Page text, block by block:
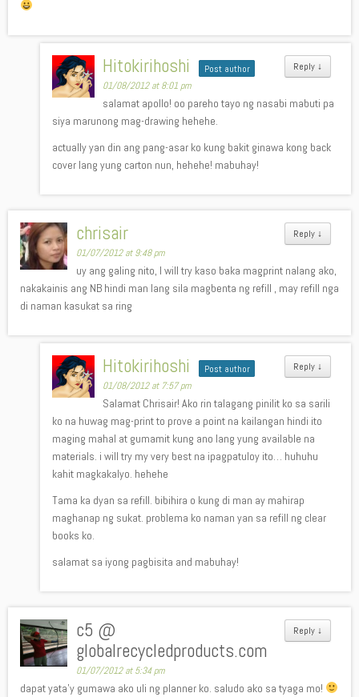
Reply ↓
Hitokirihoshi Post author
01/08/2012 at 8:01 pm
salamat apollo! oo pareho tayo ng nasabi mabuti pa
siya marunong mag-drawing hehehe.
actually yan din ang pang-asar ko kung bakit ginawa kong back
cover lang yung carton nun, hehehe! mabuhay!
Reply ↓
chrisair
01/07/2012 at 9:48 pm
uy ang galing nito, I will try kaso baka magprint nalang ako,
nakakainis ang NB hindi man lang sila magbenta ng refill , may refill nga
di naman kasukat sa ring
Reply ↓
Hitokirihoshi Post author
01/08/2012 at 7:57 pm
Salamat Chrisair! Ako rin talagang pinilit ko sa sarili
ko na huwag mag-print to prove a point na kailangan hindi ito
maging mahal at gumamit kung ano lang yung available na
materials. i will try my very best na ipagpatuloy ito… huhuhu
kahit magkakalyo. hehehe
Tama ka dyan sa refill. bibihira o kung di man ay mahirap
maghanap ng sukat. problema ko naman yan sa refill ng clear
books ko.
salamat sa iyong pagbisita and mabuhay!
Reply ↓
c5 @
globalrecycledproducts.com
01/07/2012 at 5:34 pm
dapat yata’y gumawa ako uli ng planner ko. saludo ako sa tyaga mo!